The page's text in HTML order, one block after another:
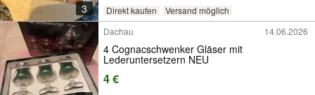
3 Direkt kaufen Versand möglich
Dachau 14.06.2026
4 Cognacschwenker Gläser mit
Lederuntersetzern NEU
4 €